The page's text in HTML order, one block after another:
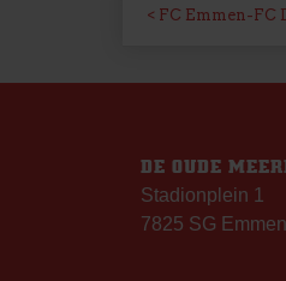
FC Emmen-FC
DE OUDE
Stadionplein 1
7825 SG Emmen